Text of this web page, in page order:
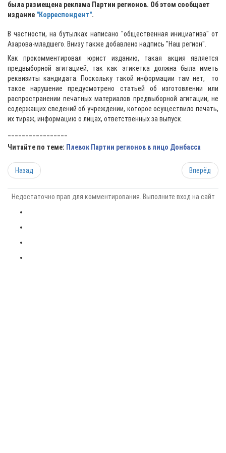
была размещена реклама Партии регионов. Об этом сообщает
издание "Корреспондент".
В частности, на бутылках написано "общественная инициатива" от
Азарова-младшего. Внизу также добавлено надпись "Наш регион".
Как прокомментировал юрист изданию, такая акция является
предвыборной агитацией, так как этикетка должна была иметь
реквизиты кандидата. Поскольку такой информации там нет, то
такое нарушение предусмотрено статьей об изготовлении или
распространении печатных материалов предвыборной агитации, не
содержащих сведений об учреждении, которое осуществило печать,
их тираж, информацию о лицах, ответственных за выпуск.
Читайте по теме: Плевок Партии регионов в лицо Донбасса
Назад Вперёд
Недостаточно прав для комментирования. Выполните вход на сайт